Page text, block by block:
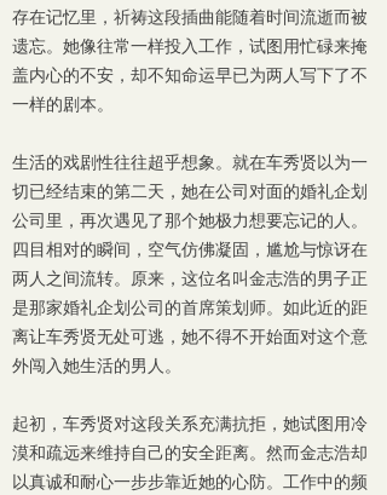
存在记忆里，祈祷这段插曲能随着时间流逝而被
遗忘。她像往常一样投入工作，试图用忙碌来掩
盖内心的不安，却不知命运早已为两人写下了不
一样的剧本。
生活的戏剧性往往超乎想象。就在车秀贤以为一
切已经结束的第二天，她在公司对面的婚礼企划
公司里，再次遇见了那个她极力想要忘记的人。
四目相对的瞬间，空气仿佛凝固，尴尬与惊讶在
两人之间流转。原来，这位名叫金志浩的男子正
是那家婚礼企划公司的首席策划师。如此近的距
离让车秀贤无处可逃，她不得不开始面对这个意
外闯入她生活的男人。
起初，车秀贤对这段关系充满抗拒，她试图用冷
漠和疏远来维持自己的安全距离。然而金志浩却
以真诚和耐心一步步靠近她的心防。工作中的频